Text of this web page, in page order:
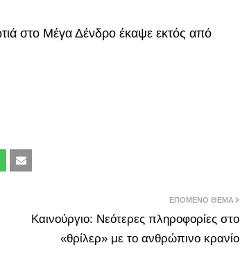
στο Μέγα Δένδρο έκαψε εκτός από
ΕΠΌΜΕΝΟ ΘΈΜΑ
Καινούργιο: Νεότερες πληροφορίες στο
«θρίλερ» με το ανθρώπινο κρανίο